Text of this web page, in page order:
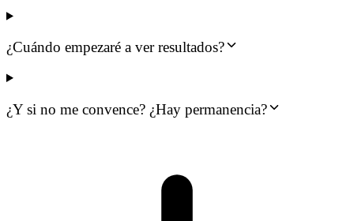
¿Cuándo empezaré a ver resultados?
¿Y si no me convence? ¿Hay permanencia?